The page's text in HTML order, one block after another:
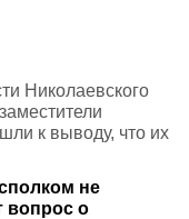
Николаевского
к выводу, что их
не
вопрос о